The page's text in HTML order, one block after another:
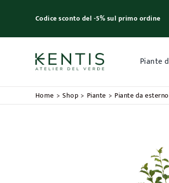
Codice sconto del -5% sul primo ordine
Piante
Home Shop Piante Piante da esterno